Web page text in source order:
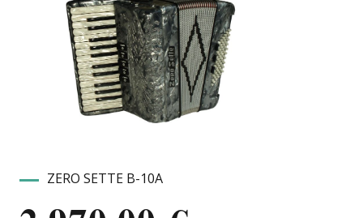
ZERO SETTE B-10A